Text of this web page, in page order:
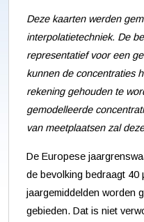
Deze kaarten werden
interpolatietechniek. De
representatief voor een
kunnen de concentraties
rekening gehouden te
gemodelleerde
van meetplaatsen zal
De Europese
de bevolking bedraagt 40
jaargemiddelden worden
gebieden. Dat is niet